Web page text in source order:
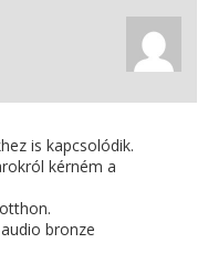
is kapcsolódik.
kérném a
bronze